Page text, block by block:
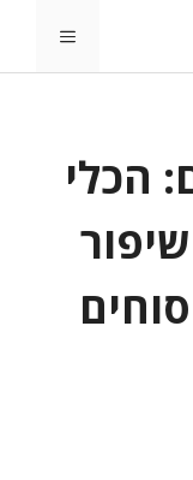
תפריט
הכלי